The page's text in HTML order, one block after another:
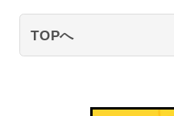
TOPへ